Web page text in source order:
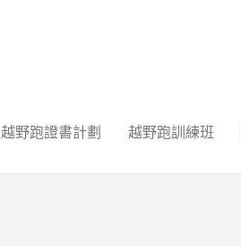
越野跑證書計劃 越野跑訓練班